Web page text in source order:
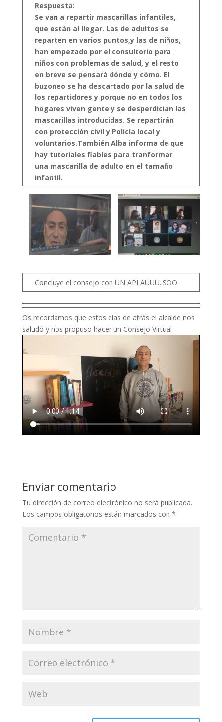
Respuesta:
Se van a repartir mascarillas infantiles,
que están al llegar. Las de adultos se
reparten en varios puntos,y las de niños,
han empezado por el consultorio para
niños con problemas de salud, y el resto
en breve se pensará dónde y cómo. El
buzoneo se ha descartado por la salud de
los repartidores y porque no en todos los
hogares viven gente y se desperdician las
mascarillas introducidas. Se repartirán
con protección civil y Policía local y
voluntarios.También Alba informa de que
hay tutoriales fiables para tranformar
una mascarilla de adulto en el tamaño
infantil.
Concluye el consejo con UN APLAUUU..SOO
Os recordamos que estos días de atrás el alcalde nos
saludó y nos propuso hacer un Consejo Virtual
Enviar comentario
Tu dirección de correo electrónico no será publicada.
Los campos obligatorios están marcados con *